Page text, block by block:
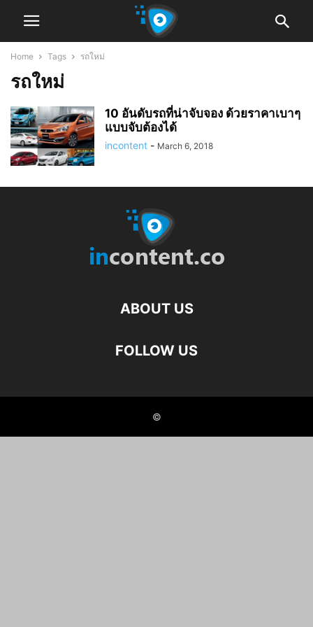
Home Tags รถใหม่
รถใหม่
10 อันดับรถที่น่าจับจอง ด้วยราคาเบาๆ
แบบจับต้องได้
incontent - March 6, 2018
ABOUT US
FOLLOW US
©